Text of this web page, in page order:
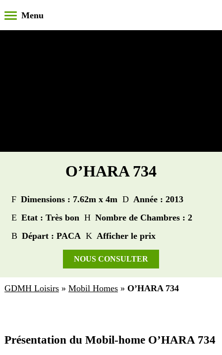
O’HARA 734
Dimensions : 7.62m x 4m
Année : 2013
Etat : Très bon
Nombre de Chambres : 2
Départ : PACA
Afficher le prix
NOUS CONSULTER
GDMH Loisirs » Mobil Homes » O’HARA 734
Présentation du Mobil-home O’HARA 734